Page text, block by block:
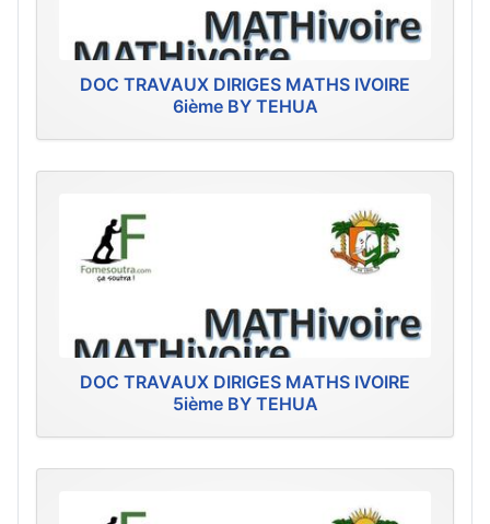
DOC TRAVAUX DIRIGES MATHS IVOIRE
6ième BY TEHUA
DOC TRAVAUX DIRIGES MATHS IVOIRE
5ième BY TEHUA